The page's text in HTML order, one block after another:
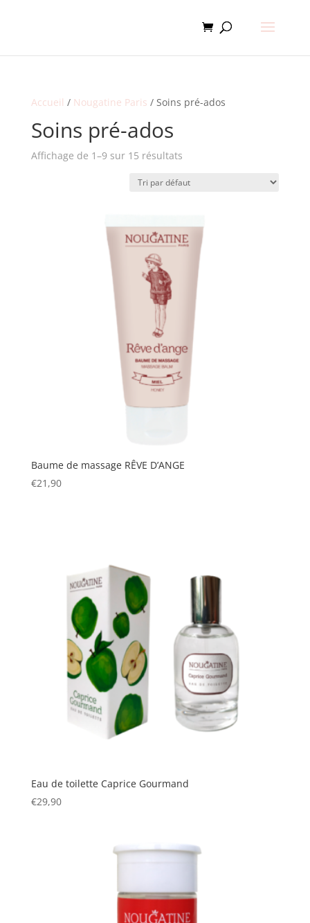
Accueil / Nougatine Paris / Soins pré-ados
Soins pré-ados
Affichage de 1–9 sur 15 résultats
Baume de massage RÊVE D’ANGE
€21,90
Eau de toilette Caprice Gourmand
€29,90